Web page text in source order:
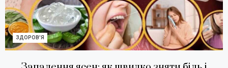
ЗДОРОВ'Я